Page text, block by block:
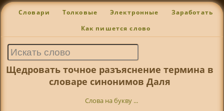
Словари Толковые Электронные Заработать
Как пишется слово
Щедровать точное разъяснение термина в
словаре синонимов Даля
Слова на букву ...